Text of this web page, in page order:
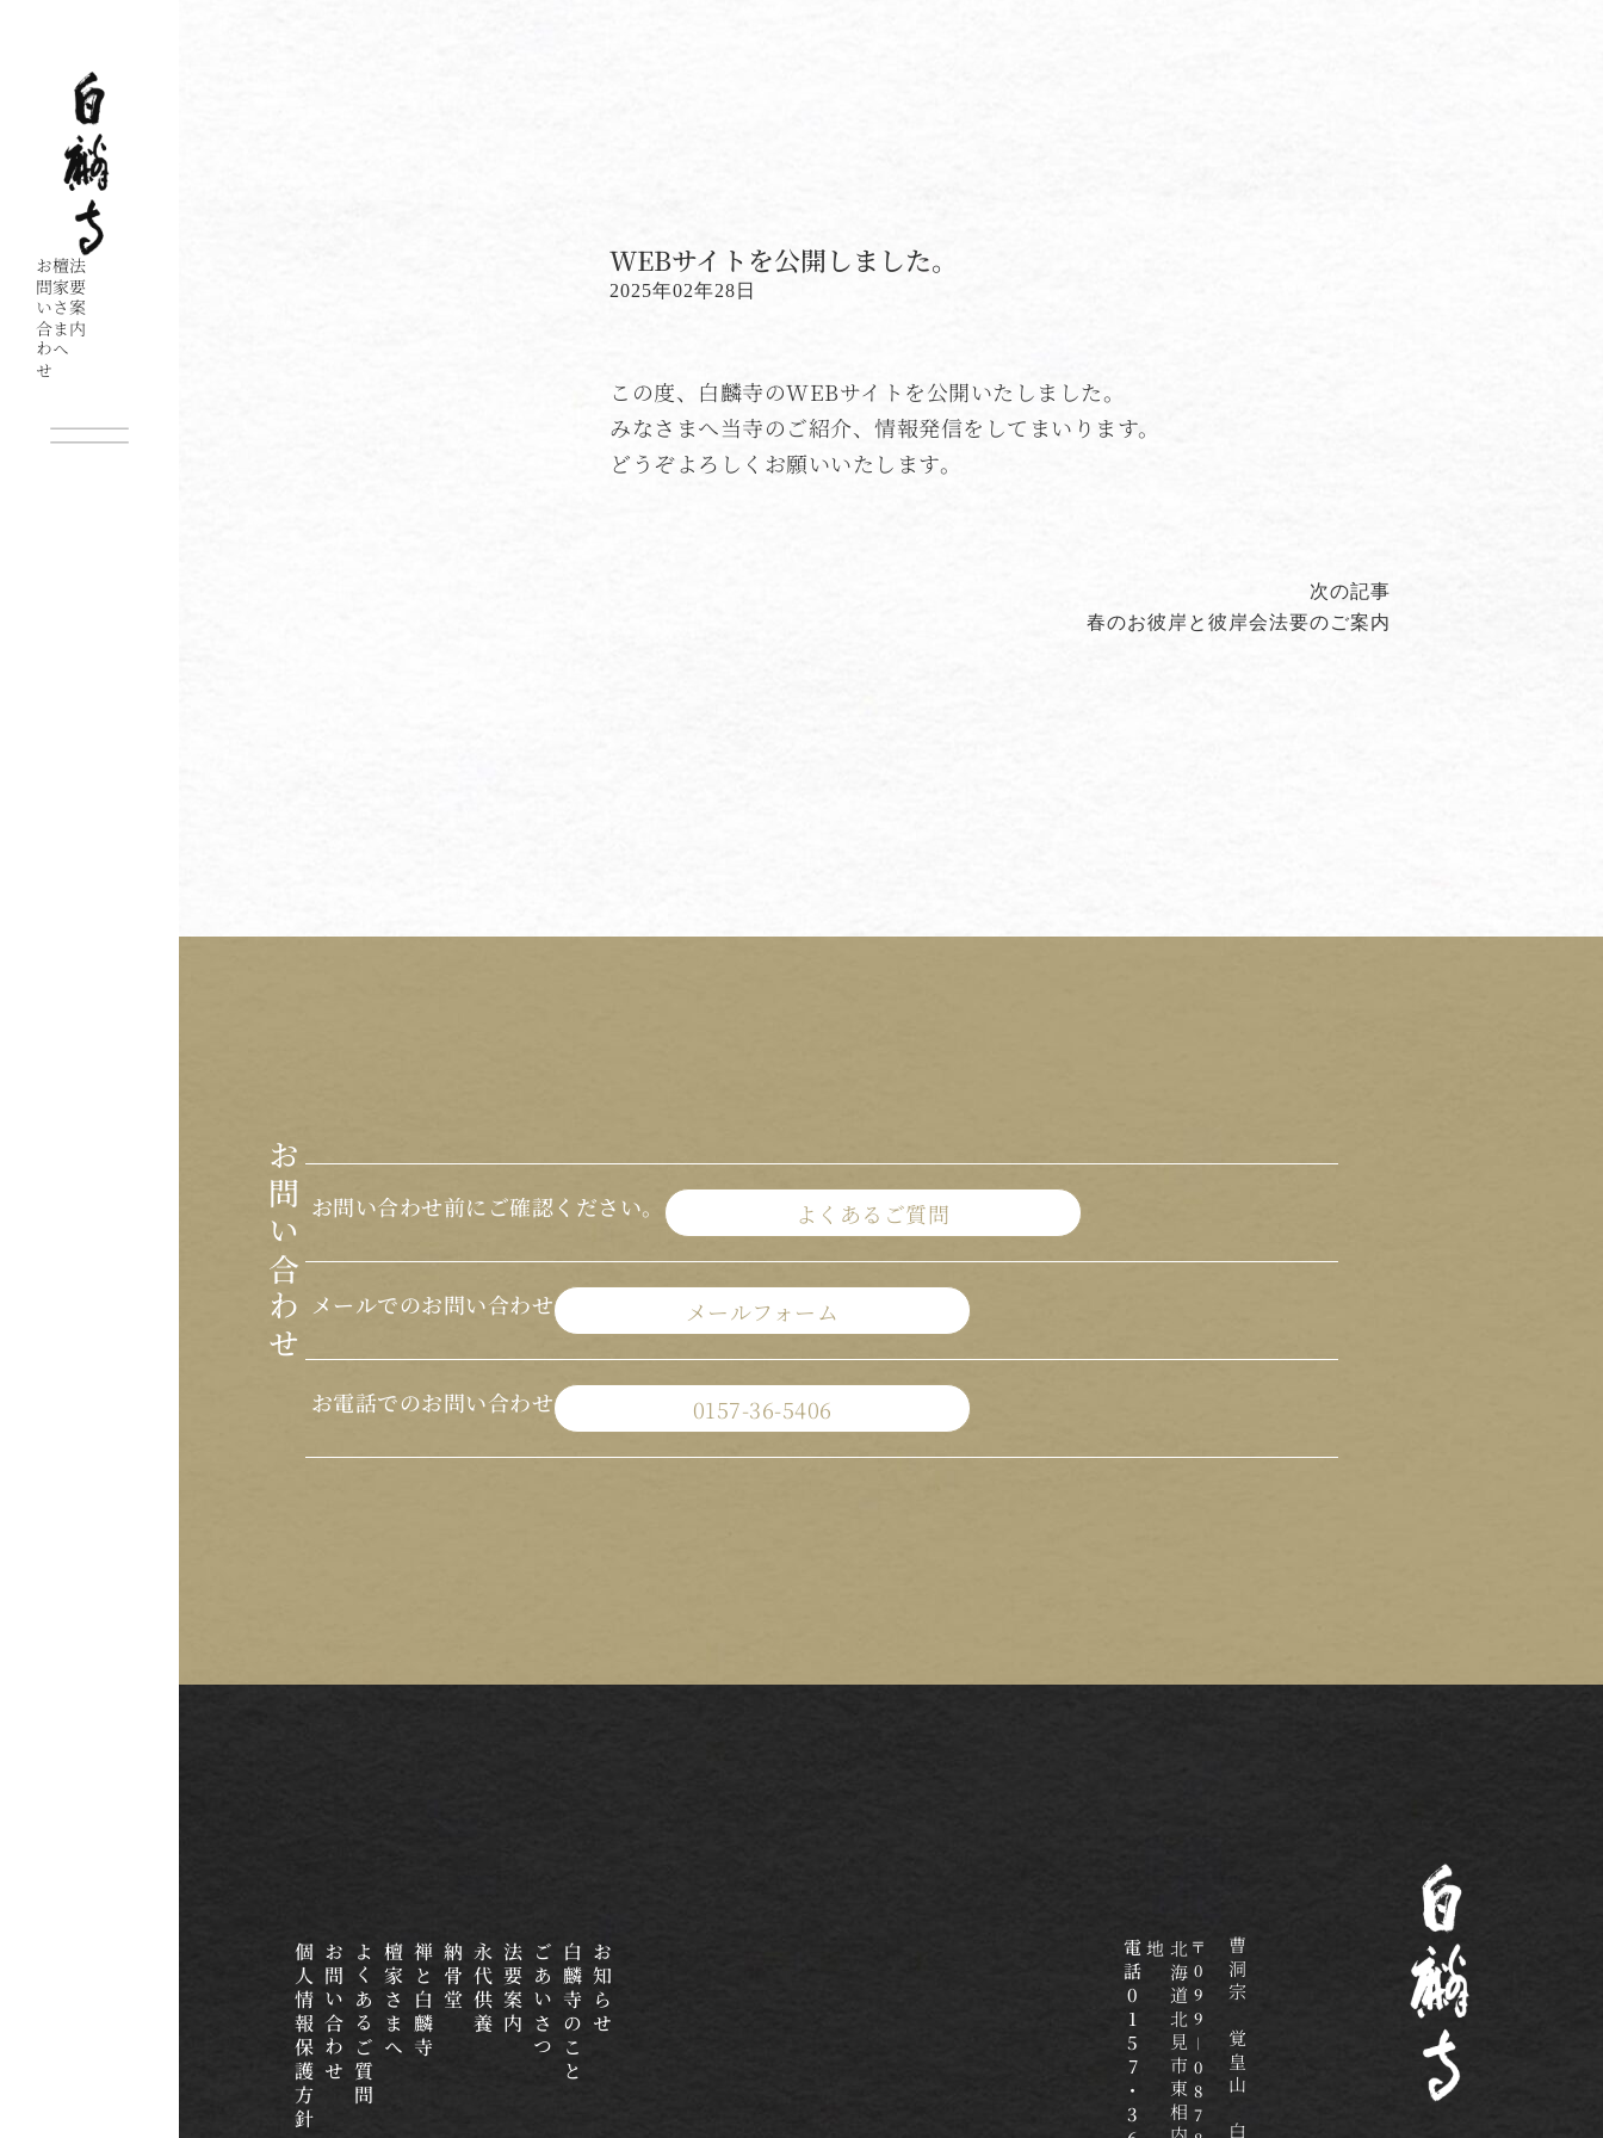
お問い合わせ檀家さまへ法要案内 WEBサイトを公開しました。
2025年02年28日
この度、白麟寺のWEBサイトを公開いたしました。
みなさまへ当寺のご紹介、情報発信をしてまいります。
どうぞよろしくお願いいたします。
次の記事
春のお彼岸と彼岸会法要のご案内
お問い合わせ お問い合わせ前にご確認ください。 よくあるご質問
メールでのお問い合わせ メールフォーム
お電話でのお問い合わせ 0157-36-5406
個人情報保護方針お問い合わせよくあるご質問檀家さまへ禅と白麟寺納骨堂永代供養法要案内ごあいさつ白麟寺のことお知らせ
電
話
0
1
5
7
・
3
地
〒
0
9
9
｜
0
8
7
曹洞宗 覚皇山 白麟寺